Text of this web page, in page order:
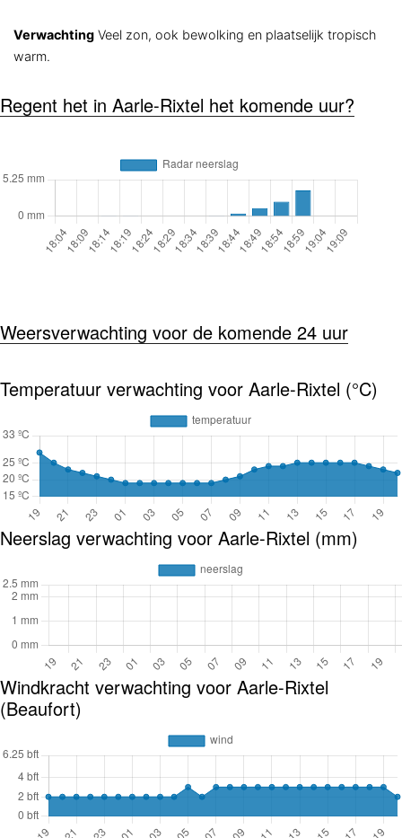
Verwachting Veel zon, ook bewolking en plaatselijk tropisch
warm.
Regent het in Aarle-Rixtel het komende uur?
Weersverwachting voor de komende 24 uur
Temperatuur verwachting voor Aarle-Rixtel (°C)
Neerslag verwachting voor Aarle-Rixtel (mm)
Windkracht verwachting voor Aarle-Rixtel
(Beaufort)